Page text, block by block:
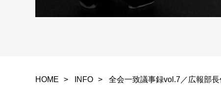
HOME INFO 全会一致議事録vol.7／広報部